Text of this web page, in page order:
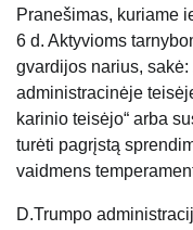
Pranešimas, kuriame
6 d. Aktyvioms
gvardijos narius, sakė:
administracinėje
karinio teisėjo“ arba
turėti pagrįstą
vaidmens
D.Trumpo